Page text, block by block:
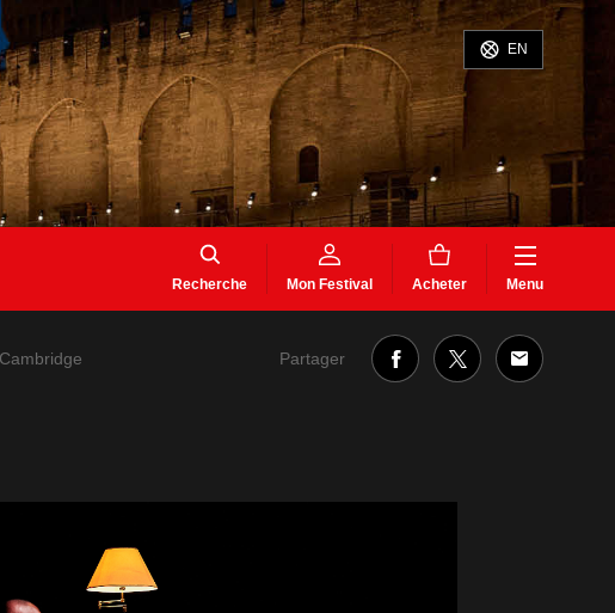
EN
Recherche Mon Festival Acheter Menu
Partager